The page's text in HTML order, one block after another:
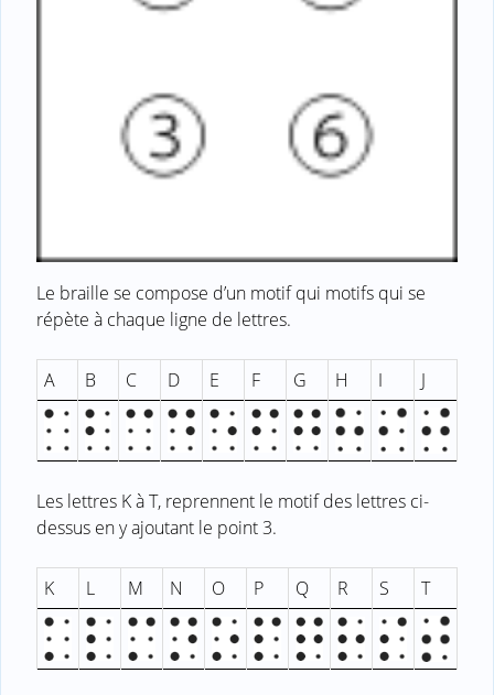
Le braille se compose d’un motif qui motifs qui se
répète à chaque ligne de lettres.
A B C D E F G H I J
Les lettres K à T, reprennent le motif des lettres ci-
dessus en y ajoutant le point 3.
K L M N O P Q R S T